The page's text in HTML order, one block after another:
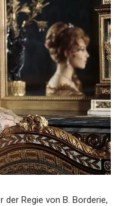
Regie von B. Borderie,